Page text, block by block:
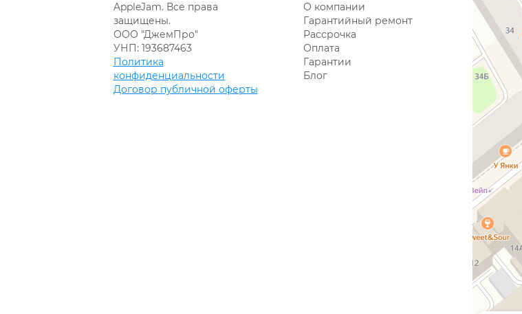
AppleJam. Все права
защищены.
ООО "ДжемПро"
УНП: 193687463
Политика
конфиденциальности
Договор публичной оферты
О компании
Гарантийный ремонт
Рассрочка
Оплата
Гарантии
Блог